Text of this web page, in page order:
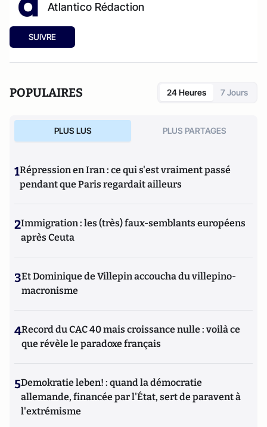
Atlantico Rédaction
SUIVRE
POPULAIRES 24 Heures 7 Jours
PLUS LUS PLUS PARTAGES
1Répression en Iran : ce qui s'est vraiment passé
pendant que Paris regardait ailleurs
2Immigration : les (très) faux-semblants européens
après Ceuta
3Et Dominique de Villepin accoucha du villepino-
macronisme
4Record du CAC 40 mais croissance nulle : voilà ce
que révèle le paradoxe français
5Demokratie leben! : quand la démocratie
allemande, financée par l'État, sert de paravent à
l'extrémisme